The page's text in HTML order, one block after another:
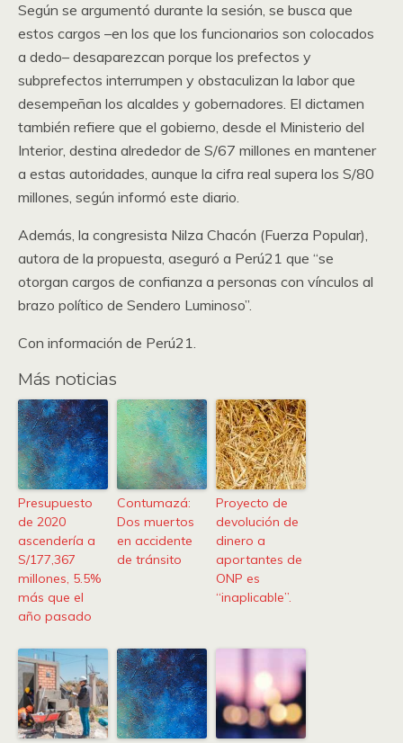
Según se argumentó durante la sesión, se busca que
estos cargos –en los que los funcionarios son colocados
a dedo– desaparezcan porque los prefectos y
subprefectos interrumpen y obstaculizan la labor que
desempeñan los alcaldes y gobernadores. El dictamen
también refiere que el gobierno, desde el Ministerio del
Interior, destina alrededor de S/67 millones en mantener
a estas autoridades, aunque la cifra real supera los S/80
millones, según informó este diario.
Además, la congresista Nilza Chacón (Fuerza Popular),
autora de la propuesta, aseguró a Perú21 que “se
otorgan cargos de confianza a personas con vínculos al
brazo político de Sendero Luminoso”.
Con información de Perú21.
Más noticias
Presupuesto
de 2020
ascendería a
S/177,367
millones, 5.5%
más que el
año pasado
Contumazá:
Dos muertos
en accidente
de tránsito
Proyecto de
devolución de
dinero a
aportantes de
ONP es
“inaplicable”.